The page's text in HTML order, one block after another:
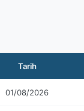
Tarih
01/08/2026